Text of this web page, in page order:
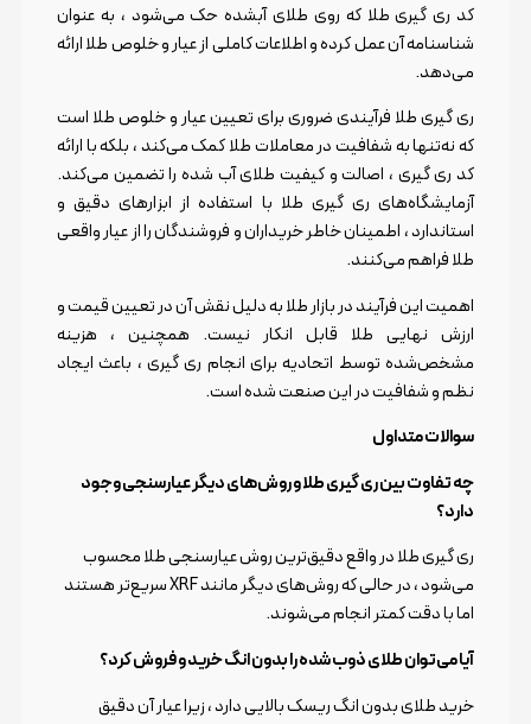
کد ری گیری طلا که روی طلای آبشده حک می‌شود ، به عنوان
شناسنامه آن عمل کرده و اطلاعات کاملی از عیار و خلوص طلا ارائه
می‌دهد.
ری گیری طلا فرآیندی ضروری برای تعیین عیار و خلوص طلا است
که نه‌تنها به شفافیت در معاملات طلا کمک می‌کند ، بلکه با ارائه
کد ری گیری ، اصالت و کیفیت طلای آب شده را تضمین می‌کند.
آزمایشگاه‌های ری گیری طلا با استفاده از ابزارهای دقیق و
استاندارد ، اطمینان خاطر خریداران و فروشندگان را از عیار واقعی
طلا فراهم می‌کنند.
اهمیت این فرآیند در بازار طلا به دلیل نقش آن در تعیین قیمت و
ارزش نهایی طلا قابل انکار نیست. همچنین ، هزینه
مشخص‌شده توسط اتحادیه برای انجام ری گیری ، باعث ایجاد
نظم و شفافیت در این صنعت شده است.
سوالات متداول
چه تفاوت بین ری گیری طلا و روش‌های دیگر عیارسنجی وجود
دارد؟
ری گیری طلا در واقع دقیق‌ترین روش عیارسنجی طلا محسوب
می‌شود ، در حالی که روش‌های دیگر مانند XRF سریع‌تر هستند
اما با دقت کمتر انجام می‌شوند.
آیا می‌توان طلای ذوب شده را بدون انگ خرید و فروش کرد؟
خرید طلای بدون انگ ریسک بالایی دارد ، زیرا عیار آن دقیق